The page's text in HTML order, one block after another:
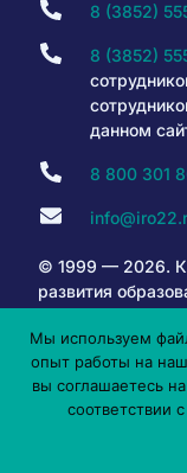
8 (3852)
8 (3852)
данном
8 800 301
© 1999 — 2026.
развития
Мы используем
опыт работы на
вы соглашаетесь
соответствии